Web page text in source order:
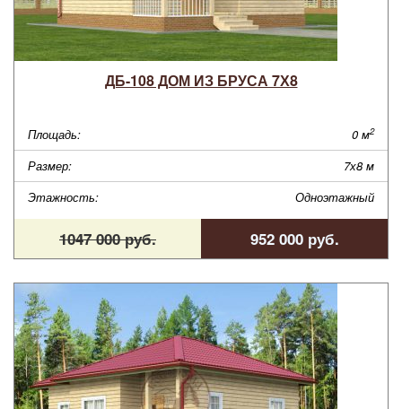
ДБ-108 ДОМ ИЗ БРУСА 7Х8
Площадь: 0 м2
Размер:
7х8 м
Этажность:
Одноэтажный
1047 000 руб. 952 000 руб.